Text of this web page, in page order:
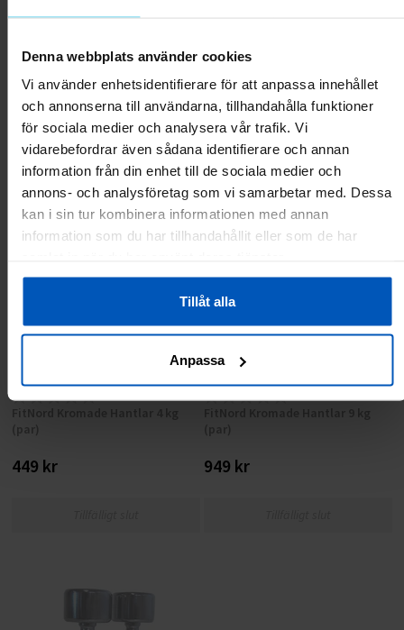
Denna webbplats använder cookies
Vi använder enhetsidentifierare för att anpassa innehållet
och annonserna till användarna, tillhandahålla funktioner
för sociala medier och analysera vår trafik. Vi
vidarebefordrar även sådana identifierare och annan
information från din enhet till de sociala medier och
annons- och analysföretag som vi samarbetar med. Dessa
kan i sin tur kombinera informationen med annan
information som du har tillhandahållit eller som de har
Tillåt alla
Anpassa
(par)
619 kr849 kr
Lägg till i varukorgen
Kromhantelset 15 kg
599 kr
Tillfälligt slut
FitNord Kromade Hantlar 4 kg
(par)
449 kr 949 kr